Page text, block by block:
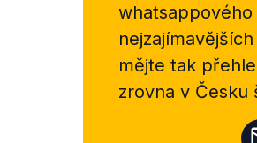
mějte tak
zrovna v Česku